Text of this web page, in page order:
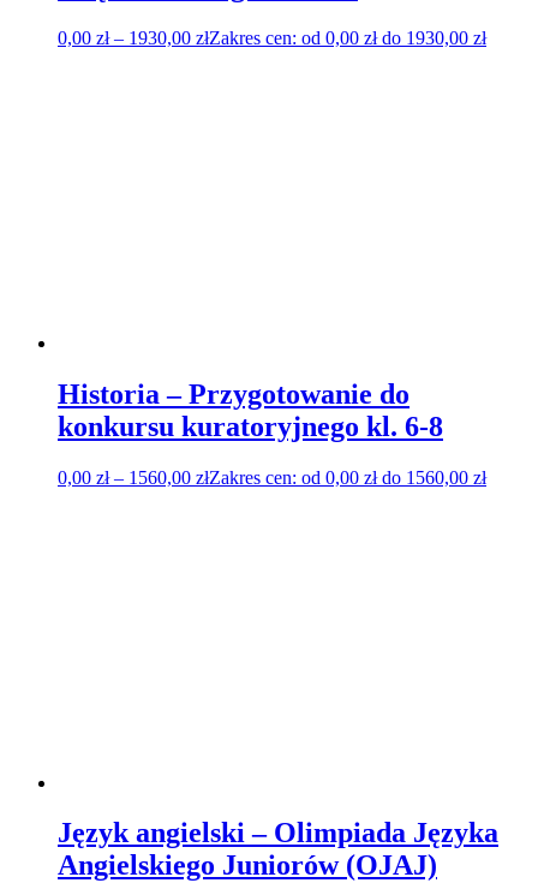
0,00 zł – 1930,00 złZakres cen: od 0,00 zł do 1930,00 zł
Historia – Przygotowanie do
konkursu kuratoryjnego kl. 6-8
0,00 zł – 1560,00 złZakres cen: od 0,00 zł do 1560,00 zł
Język angielski – Olimpiada Języka
Angielskiego Juniorów (OJAJ)